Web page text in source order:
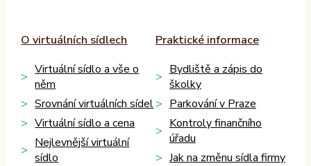
O virtuálních sídlech
Virtuální sídlo a vše o
něm
Srovnání virtuálních sídel
Virtuální sídlo a cena
Nejlevnější virtuální
sídlo
Praktické informace
Bydliště a zápis do
školky
Parkování v Praze
Kontroly finančního
úřadu
Jak na změnu sídla firmy